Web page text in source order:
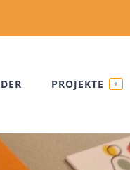
PROJEKTE +